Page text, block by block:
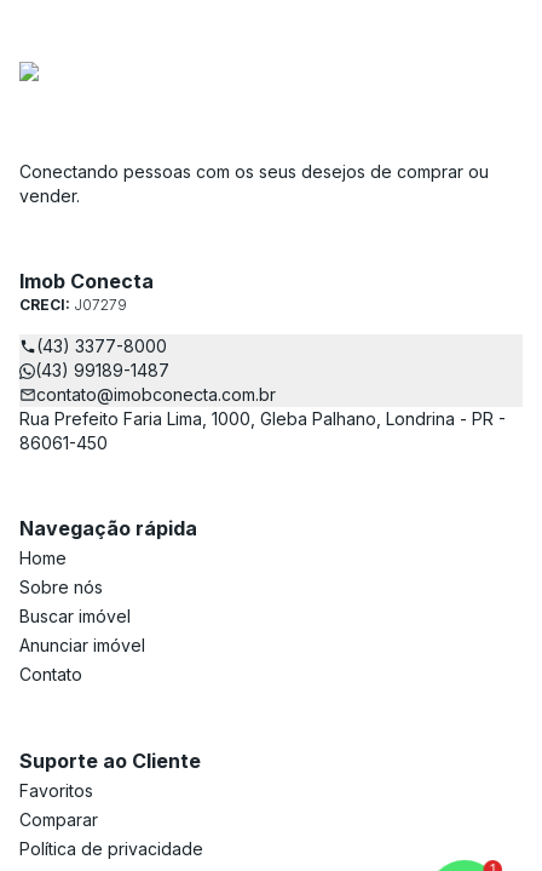
Conectando pessoas com os seus desejos de comprar ou
vender.
Imob Conecta
CRECI: J07279
(43) 3377-8000
(43) 99189-1487
contato@imobconecta.com.br
Rua Prefeito Faria Lima, 1000, Gleba Palhano, Londrina - PR -
86061-450
Navegação rápida
Home
Sobre nós
Buscar imóvel
Anunciar imóvel
Contato
Suporte ao Cliente
Favoritos
Comparar
Política de privacidade